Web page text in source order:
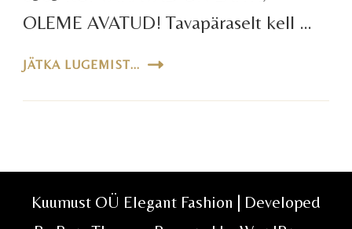
OLEME AVATUD! Tavapäraselt kell …
JÄTKA LUGEMIST...
Kuumust OÜ Elegant Fashion | Developed